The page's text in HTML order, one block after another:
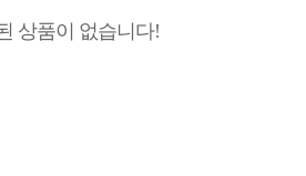
상품이 없습니다!